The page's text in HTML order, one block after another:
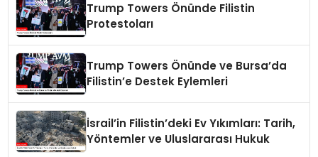
Trump Towers Önünde Filistin
Protestoları
Trump Towers Önünde ve Bursa’da
Filistin’e Destek Eylemleri
İsrail’in Filistin’deki Ev Yıkımları: Tarih,
Yöntemler ve Uluslararası Hukuk